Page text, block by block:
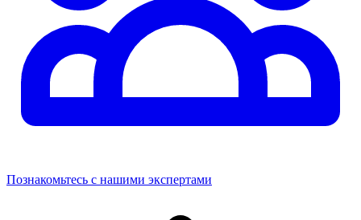
Познакомьтесь с нашими экспертами